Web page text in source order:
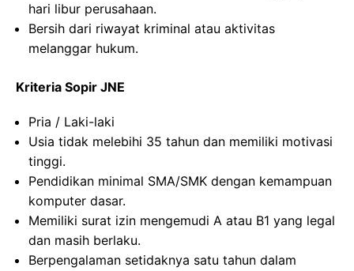
hari libur perusahaan.
Bersih dari riwayat kriminal atau aktivitas
melanggar hukum.
Kriteria Sopir JNE
Pria / Laki-laki
Usia tidak melebihi 35 tahun dan memiliki motivasi
tinggi.
Pendidikan minimal SMA/SMK dengan kemampuan
komputer dasar.
Memiliki surat izin mengemudi A atau B1 yang legal
dan masih berlaku.
Berpengalaman setidaknya satu tahun dalam